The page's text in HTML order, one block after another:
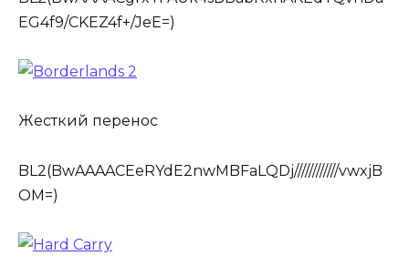
EG4f9/CKEZ4f+/JeE=)
Жесткий перенос
BL2(BwAAAACEeRYdE2nwMBFaLQDj////////////vwxjB
OM=)